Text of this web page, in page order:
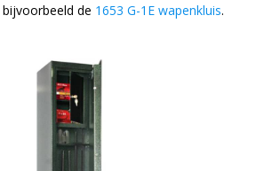
de 1653 G-1E wapenkluis.